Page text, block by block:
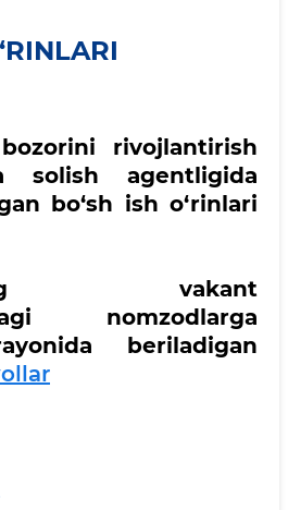
rivojlantirish
solish agentligida
bo‘sh ish o‘rinlari
vakant
nomzodlarga
beriladigan